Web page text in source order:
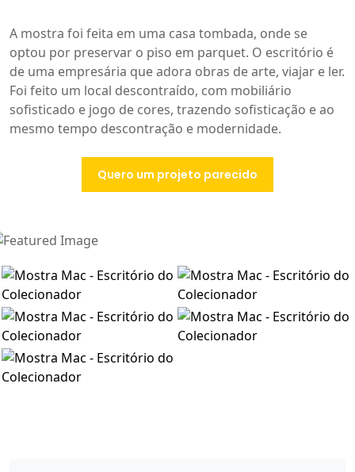
A mostra foi feita em uma casa tombada, onde se
optou por preservar o piso em parquet. O escritório é
de uma empresária que adora obras de arte, viajar e ler.
Foi feito um local descontraído, com mobiliário
sofisticado e jogo de cores, trazendo sofisticação e ao
mesmo tempo descontração e modernidade.
Quero um projeto parecido